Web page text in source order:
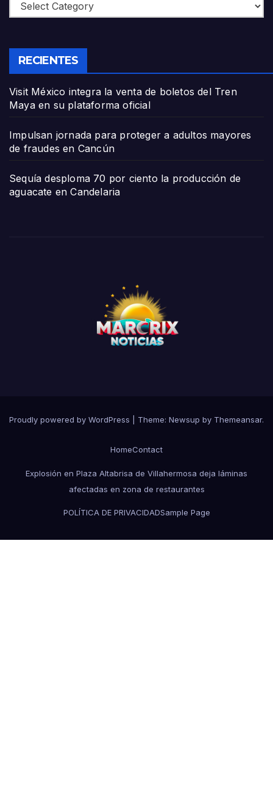
Categories
RECIENTES
Visit México integra la venta de boletos del Tren
Maya en su plataforma oficial
Impulsan jornada para proteger a adultos mayores
de fraudes en Cancún
Sequía desploma 70 por ciento la producción de
aguacate en Candelaria
Proudly powered by WordPress Theme: Newsup by Themeansar.
HomeContact
Explosión en Plaza Altabrisa de Villahermosa deja láminas
afectadas en zona de restaurantes
POLÍTICA DE PRIVACIDADSample Page